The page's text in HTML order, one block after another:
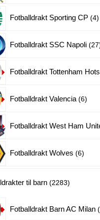
Fotballdrakt Sporting CP 44
Fotballdrakt SSC Napoli 27
Fotballdrakt Tottenham
Fotballdrakt Valencia 66
Fotballdrakt West Ham
Fotballdrakt Wolves 66
til barn 22832283
Fotballdrakt Barn AC Milan